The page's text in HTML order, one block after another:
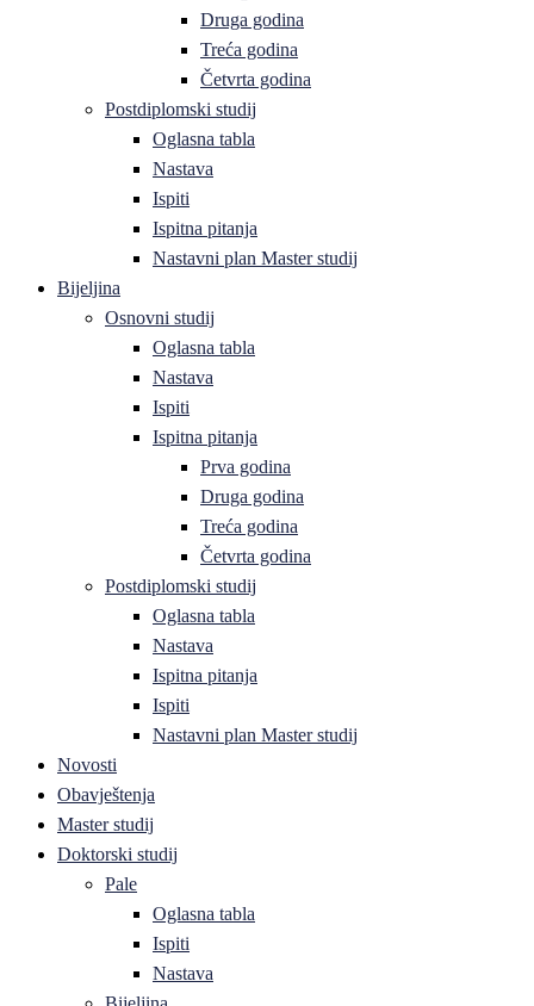
Druga godina
Treća godina
Četvrta godina
Postdiplomski studij
Oglasna tabla
Nastava
Ispiti
Ispitna pitanja
Nastavni plan Master studij
Bijeljina
Osnovni studij
Oglasna tabla
Nastava
Ispiti
Ispitna pitanja
Prva godina
Druga godina
Treća godina
Četvrta godina
Postdiplomski studij
Oglasna tabla
Nastava
Ispitna pitanja
Ispiti
Nastavni plan Master studij
Novosti
Obavještenja
Master studij
Doktorski studij
Pale
Oglasna tabla
Ispiti
Nastava